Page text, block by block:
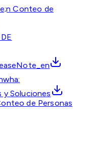
Conteo de
y Soluciones
de Personas